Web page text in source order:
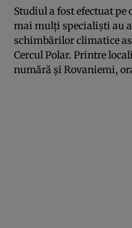
Studiul a fost efectuat
mai mulţi specialişti au
schimbărilor climatice
Cercul Polar. Printre
numără şi Rovaniemi,